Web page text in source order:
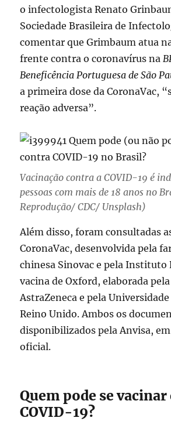
o infectologista Renato
Sociedade Brasileira de
comentar que Grimbaum atua
frente contra o coronavírus na
Beneficência Portuguesa de São
a primeira dose da CoronaVac,
reação adversa”.
Vacinação contra a COVID-19 é
pessoas com mais de 18 anos no
Reprodução/ CDC/ Unsplash)
Além disso, foram consultadas
CoronaVac, desenvolvida pela
chinesa Sinovac e pela Instituto
vacina de Oxford, elaborada
AstraZeneca e pela
Reino Unido. Ambos os
disponibilizados pela Anvisa,
oficial.
Quem pode se
COVID-19?